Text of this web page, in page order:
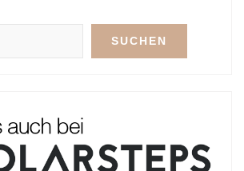
SUCHEN